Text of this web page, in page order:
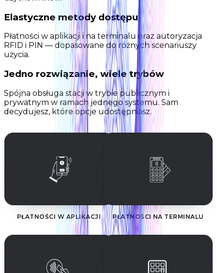
Elastyczne metody dostępu
Płatności w aplikacji i na terminalu oraz autoryzacja
RFID i PIN — dopasowane do różnych scenariuszy
użycia.
Jedno rozwiązanie, wiele trybów
Spójna obsługa stacji w trybie publicznym i
prywatnym w ramach jednego systemu. Sam
decydujesz, które opcje udostępniasz.
PŁATNOŚCI W APLIKACJI PŁATNOŚCI NA TERMINALU